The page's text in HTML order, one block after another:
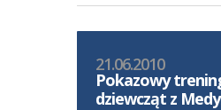
21.06.2010
Pokazowy
dziewcząt z